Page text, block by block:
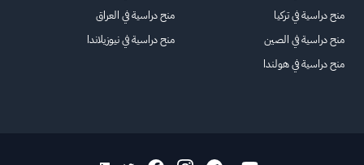
منح دراسية في تركيا
منح دراسية في الصين
منح دراسية في هولندا
منح دراسية في العراق
منح دراسية في نيوزيلاندا